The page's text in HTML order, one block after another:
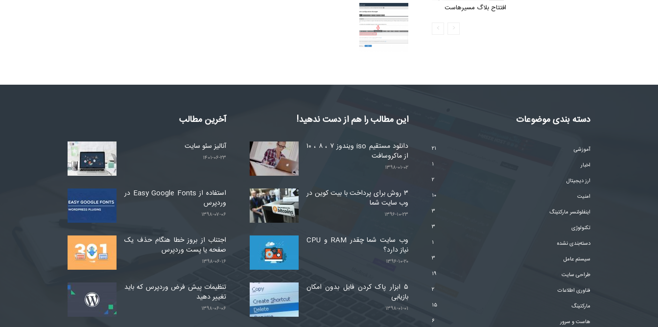
افتتاح بلاگ مسیرهاست
آخرین مطالب
آنالیز سئو سایت
۱۴۰۱-۰۶-۲۳
استفاده از Easy Google Fonts در
وردپرس
۱۳۹۸-۰۷-۰۶
اجتناب از بروز خطا هنگام حذف یک
صفحه یا پست وردپرس
۱۳۹۸-۰۶-۱۶
تنظیمات پیش فرض وردپرس که باید
تغییر دهید
۱۳۹۸-۰۶-۰۶
این مطالب را هم از دست ندهید!
دانلود مستقیم iso ویندوز ۷ ، ۸ ، ۱۰
از ماکروسافت
۱۳۹۸-۰۱-۰۲
۳ روش برای پرداخت با بیت کوین در
وب سایت شما
۱۳۹۶-۱۰-۲۳
وب سایت شما چقدر RAM و CPU
نیاز دارد؟
۱۳۹۶-۱۰-۲۰
۵ ابزار پاک کردن فایل بدون امکان
بازیابی
۱۳۹۸-۰۱-۰۱
دسته بندی موضوعات
آموزشی
۲۱
اخبار
۱
ارز دیجیتال
۲
امنیت
۱۰
اینفلوئنسر مارکتینگ
۳
تکنولوژی
۳
دسته‌بندی نشده
۱
سیستم عامل
۳
طراحی سایت
۱۹
فناوری اطلاعات
۲
مارکتینگ
۱۵
هاست و سرور
۶